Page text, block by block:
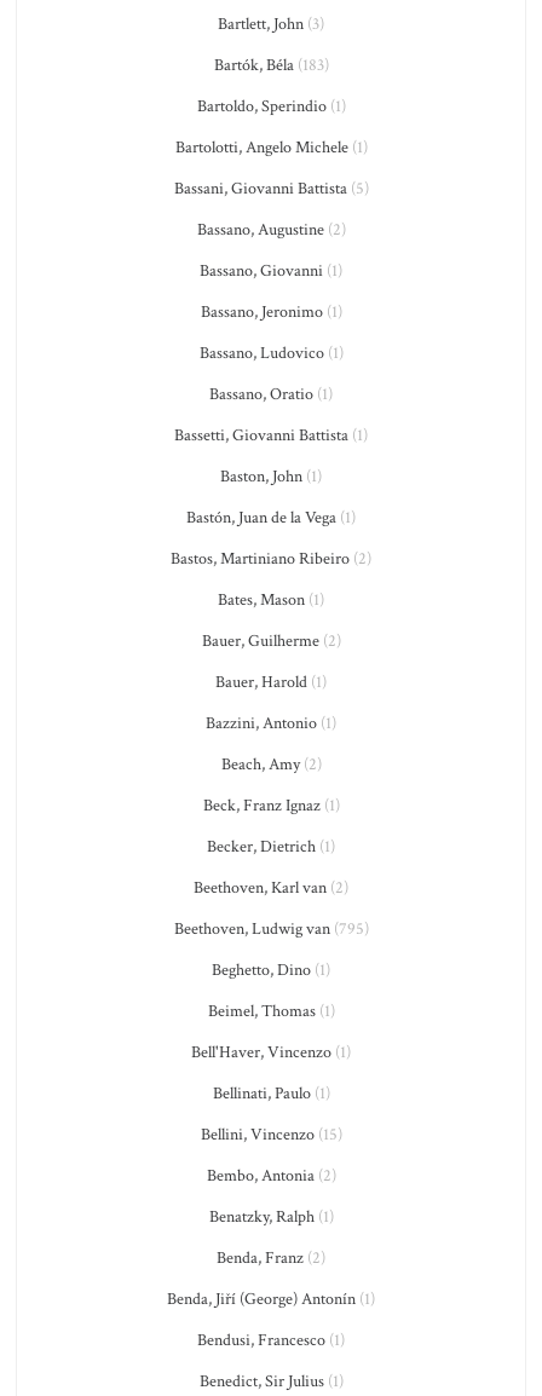
Bartlett, John (3)
Bartók, Béla(183)
Bartoldo, Sperindio(1)
Bartolotti, Angelo Michele(1)
Bassani, Giovanni Battista(5)
Bassano, Augustine(2)
Bassano, Giovanni (1)
Bassano, Jeronimo(1)
Bassano, Ludovico(1)
Bassano, Oratio (1)
Bassetti, Giovanni Battista (1)
Baston, John (1)
Bastón, Juan de la Vega (1)
Bastos, Martiniano Ribeiro (2)
Bates, Mason (1)
Bauer, Guilherme(2)
Bauer, Harold (1)
Bazzini, Antonio (1)
Beach, Amy(2)
Beck, Franz Ignaz(1)
Becker, Dietrich (1)
Beethoven, Karl van (2)
Beethoven, Ludwig van(795)
Beghetto, Dino (1)
Beimel, Thomas(1)
Bell'Haver, Vincenzo (1)
Bellinati, Paulo(1)
Bellini, Vincenzo(15)
Bembo, Antonia(2)
Benatzky, Ralph(1)
Benda, Franz (2)
Benda, Jiří (George) Antonín (1)
Bendusi, Francesco (1)
Benedict, Sir Julius(1)